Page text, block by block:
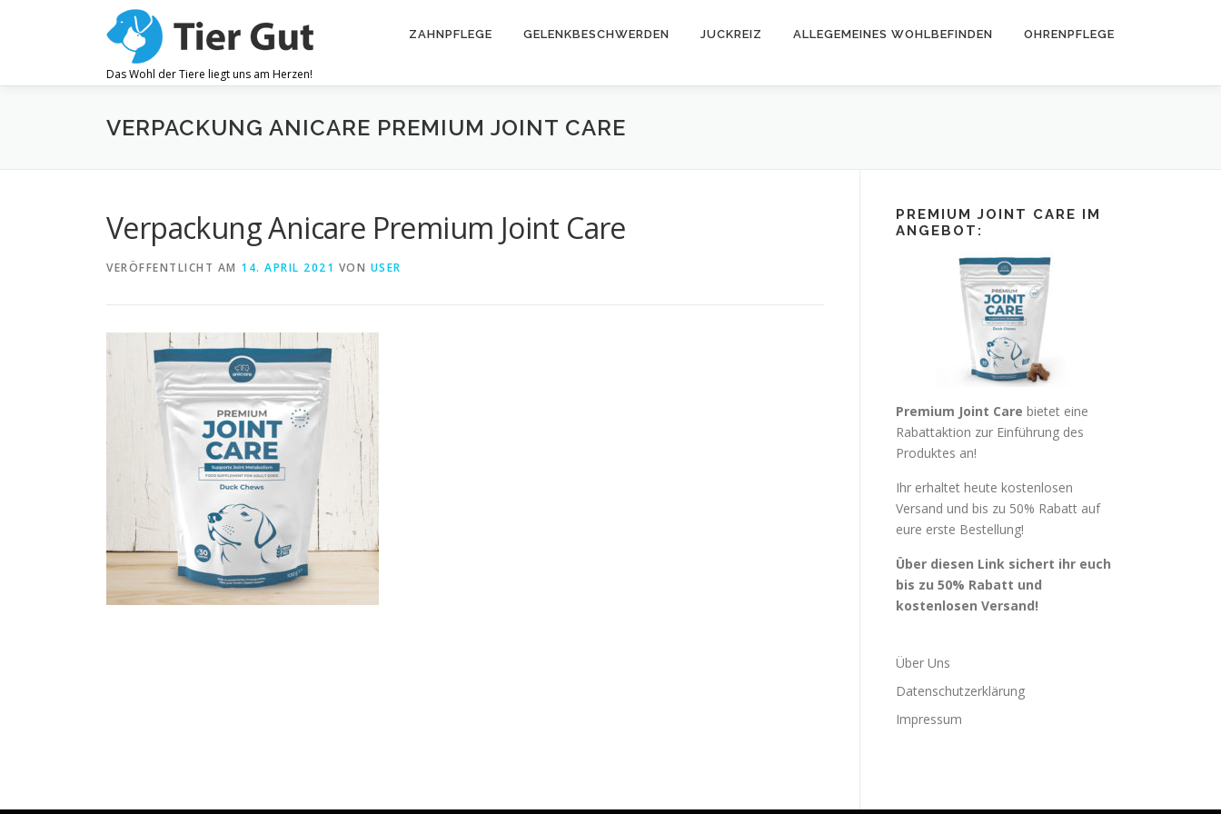
Das Wohl der Tiere liegt uns am Herzen!
ZAHNPFLEGE GELENKBESCHWERDEN JUCKREIZ ALLEGEMEINES WOHLBEFINDEN OHRENPFLEGE
VERPACKUNG ANICARE PREMIUM JOINT CARE
Verpackung Anicare Premium Joint Care
VERÖFFENTLICHT AM 14. APRIL 2021 VON USER
PREMIUM JOINT CARE IM
ANGEBOT:
Premium Joint Care bietet eine
Rabattaktion zur Einführung des
Produktes an!
Ihr erhaltet heute kostenlosen
Versand und bis zu 50% Rabatt auf
eure erste Bestellung!
Über diesen Link sichert ihr euch
bis zu 50% Rabatt und
kostenlosen Versand!
Über Uns
Datenschutzerklärung
Impressum